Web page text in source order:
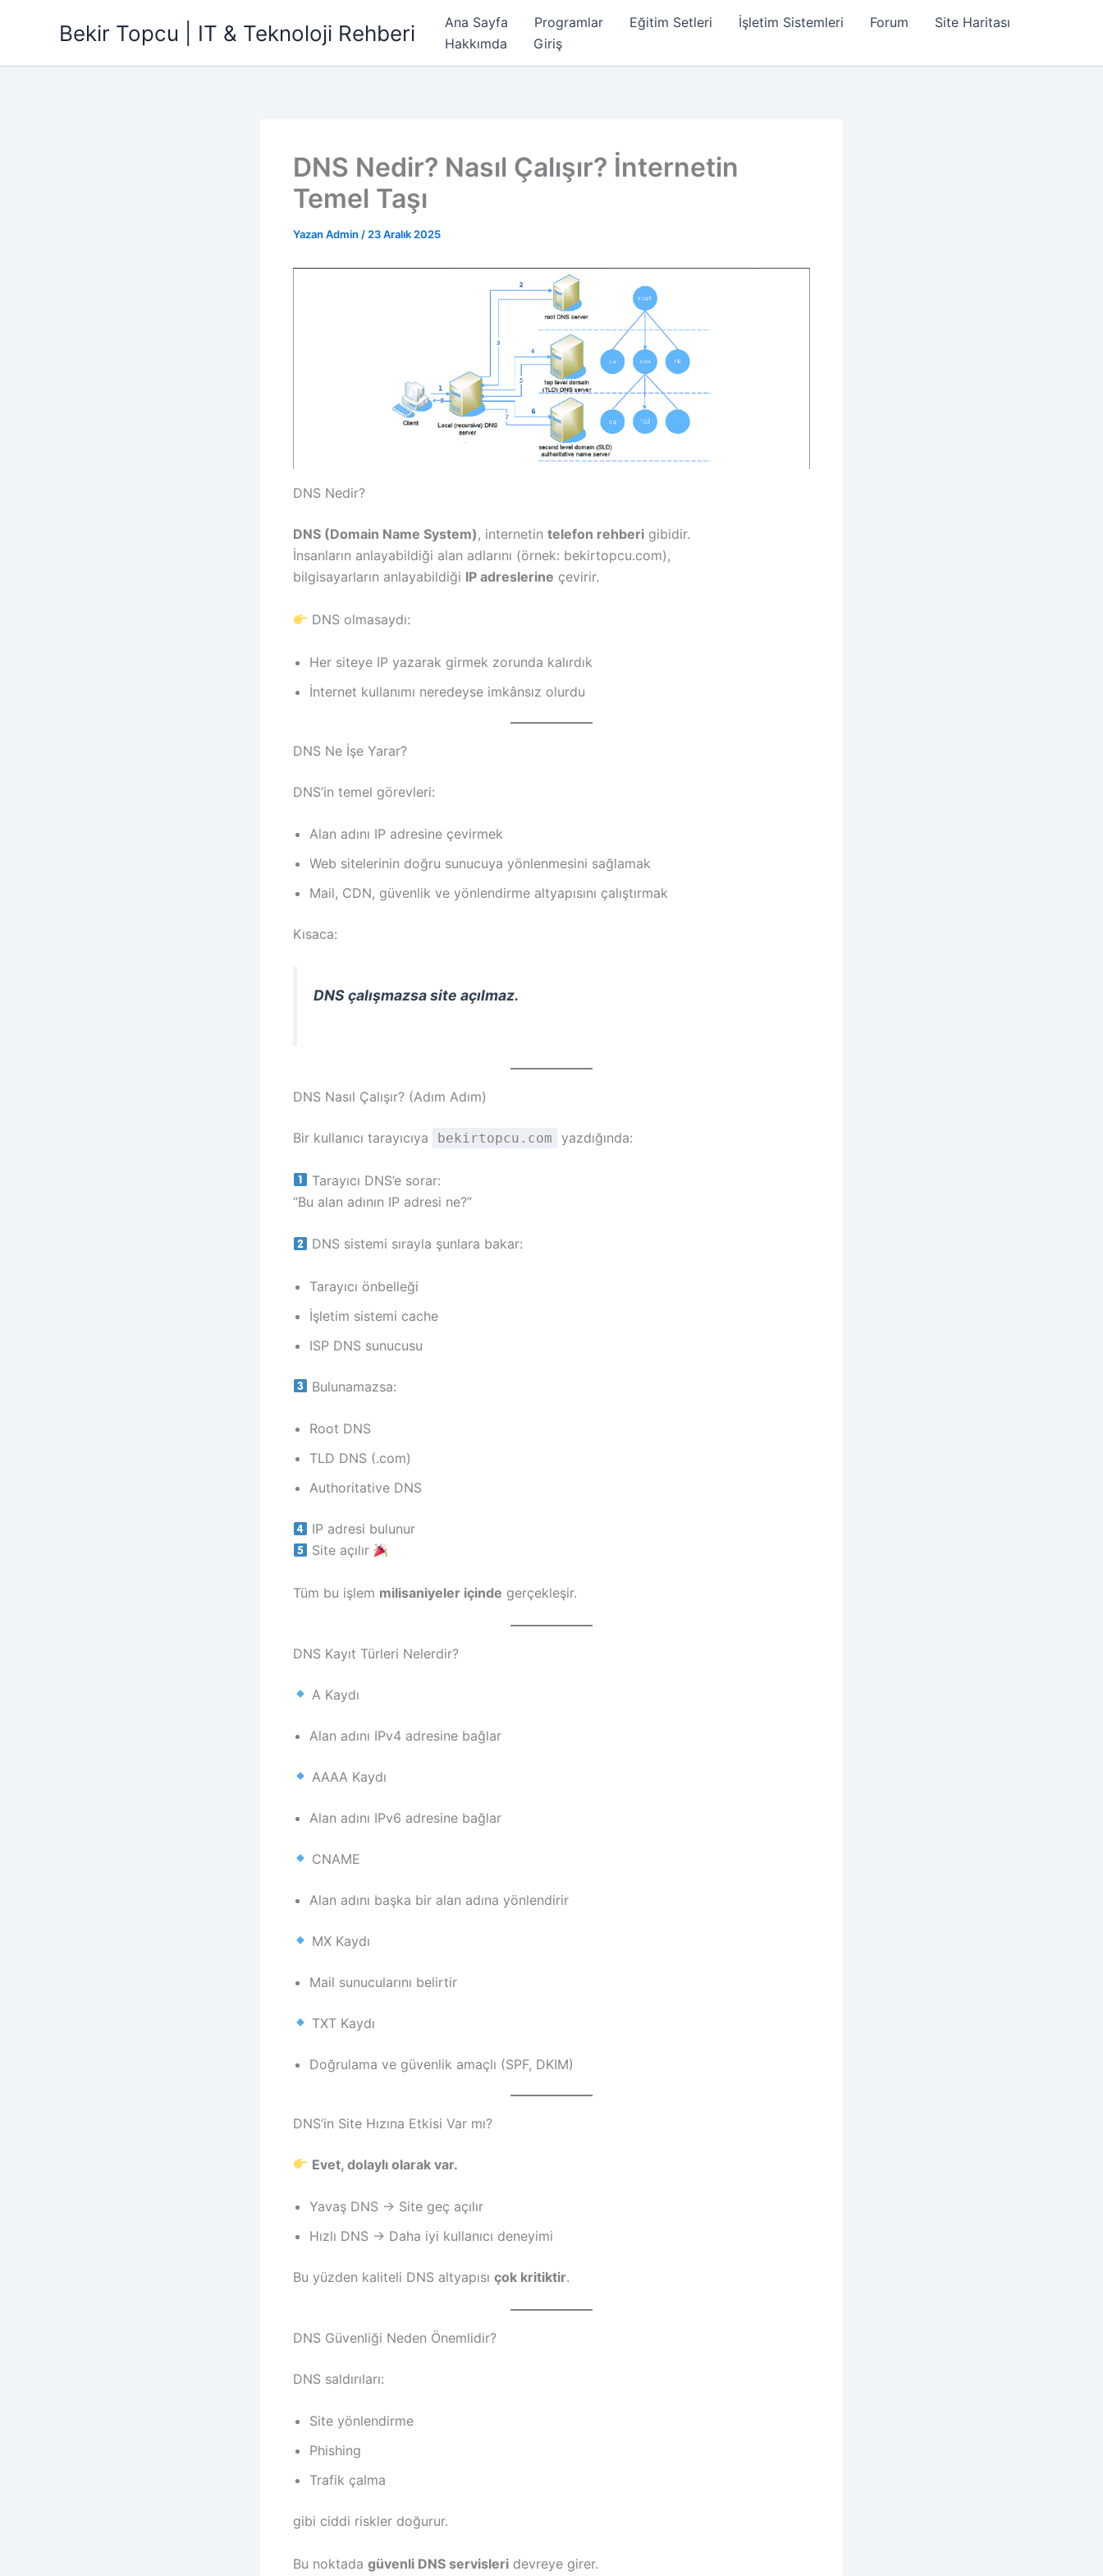
Bekir Topcu | IT & Teknoloji Rehberi Ana Sayfa Programlar Eğitim Setleri İşletim Sistemleri Forum
Site Haritası
Hakkımda
Giriş
DNS Nedir? Nasıl Çalışır? İnternetin
Temel Taşı
Yazan Admin / 23 Aralık 2025
DNS Nedir?
DNS (Domain Name System), internetin telefon rehberi gibidir.
İnsanların anlayabildiği alan adlarını (örnek: bekirtopcu.com),
bilgisayarların anlayabildiği IP adreslerine çevirir.
DNS olmasaydı:
Her siteye IP yazarak girmek zorunda kalırdık
İnternet kullanımı neredeyse imkânsız olurdu
DNS Ne İşe Yarar?
DNS’in temel görevleri:
Alan adını IP adresine çevirmek
Web sitelerinin doğru sunucuya yönlenmesini sağlamak
Mail, CDN, güvenlik ve yönlendirme altyapısını çalıştırmak
Kısaca:
DNS çalışmazsa site açılmaz.
DNS Nasıl Çalışır? (Adım Adım)
Bir kullanıcı tarayıcıya bekirtopcu.com yazdığında:
Tarayıcı DNS’e sorar:
“Bu alan adının IP adresi ne?”
DNS sistemi sırayla şunlara bakar:
Tarayıcı önbelleği
İşletim sistemi cache
ISP DNS sunucusu
Bulunamazsa:
Root DNS
TLD DNS (.com)
Authoritative DNS
IP adresi bulunur
Site açılır
Tüm bu işlem milisaniyeler içinde gerçekleşir.
DNS Kayıt Türleri Nelerdir?
A Kaydı
Alan adını IPv4 adresine bağlar
AAAA Kaydı
Alan adını IPv6 adresine bağlar
CNAME
Alan adını başka bir alan adına yönlendirir
MX Kaydı
Mail sunucularını belirtir
TXT Kaydı
Doğrulama ve güvenlik amaçlı (SPF, DKIM)
DNS’in Site Hızına Etkisi Var mı?
Evet, dolaylı olarak var.
Yavaş DNS → Site geç açılır
Hızlı DNS → Daha iyi kullanıcı deneyimi
Bu yüzden kaliteli DNS altyapısı çok kritiktir.
DNS Güvenliği Neden Önemlidir?
DNS saldırıları:
Site yönlendirme
Phishing
Trafik çalma
gibi ciddi riskler doğurur.
Bu noktada güvenli DNS servisleri devreye girer.